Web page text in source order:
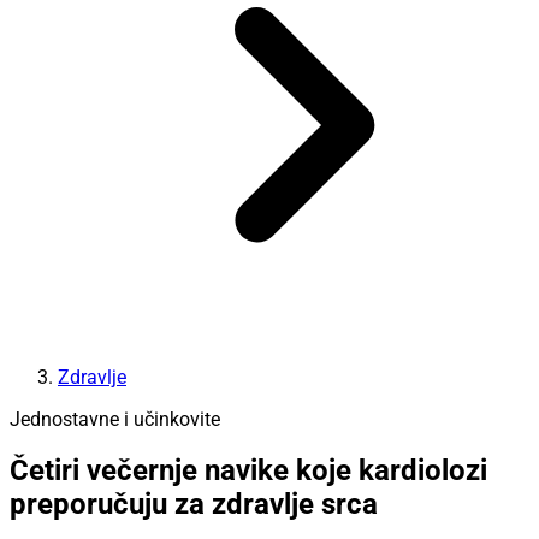
Zdravlje
Jednostavne i učinkovite
Četiri večernje navike koje kardiolozi
preporučuju za zdravlje srca